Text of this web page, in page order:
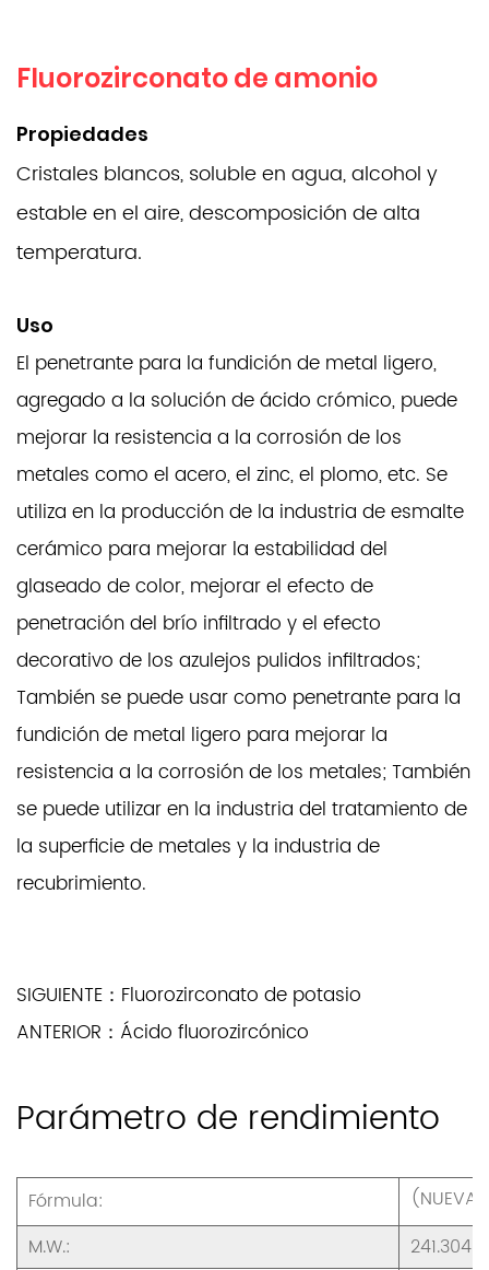
Fluorozirconato de amonio
Propiedades
Cristales blancos, soluble en agua, alcohol y
estable en el aire, descomposición de alta
temperatura.
Uso
El penetrante para la fundición de metal ligero,
agregado a la solución de ácido crómico, puede
mejorar la resistencia a la corrosión de los
metales como el acero, el zinc, el plomo, etc. Se
utiliza en la producción de la industria de esmalte
cerámico para mejorar la estabilidad del
glaseado de color, mejorar el efecto de
penetración del brío infiltrado y el efecto
decorativo de los azulejos pulidos infiltrados;
También se puede usar como penetrante para la
fundición de metal ligero para mejorar la
resistencia a la corrosión de los metales; También
se puede utilizar en la industria del tratamiento de
la superficie de metales y la industria de
recubrimiento.
SIGUIENTE：Fluorozirconato de potasio
ANTERIOR：Ácido fluorozircónico
Parámetro de rendimiento
Fórmula:
(NUEVA
M.W.:
241.304